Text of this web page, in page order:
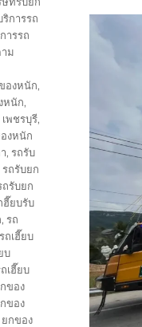
การรถ
ารรถ
ม
องหนัก,
หนัก,
พชรบุรี,
งหนัก
,รถรับ
รถรับยก
ถรับยก
ฮี๊ยบรับ
,รถ
รถเฮี๊ยบ
บ
เฮี๊ยบ
ของ
ของ
ยกของ